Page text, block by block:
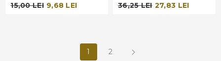
15,00 LEI 9,68 LEI 36,25 LEI 27,83 LEI
1 2